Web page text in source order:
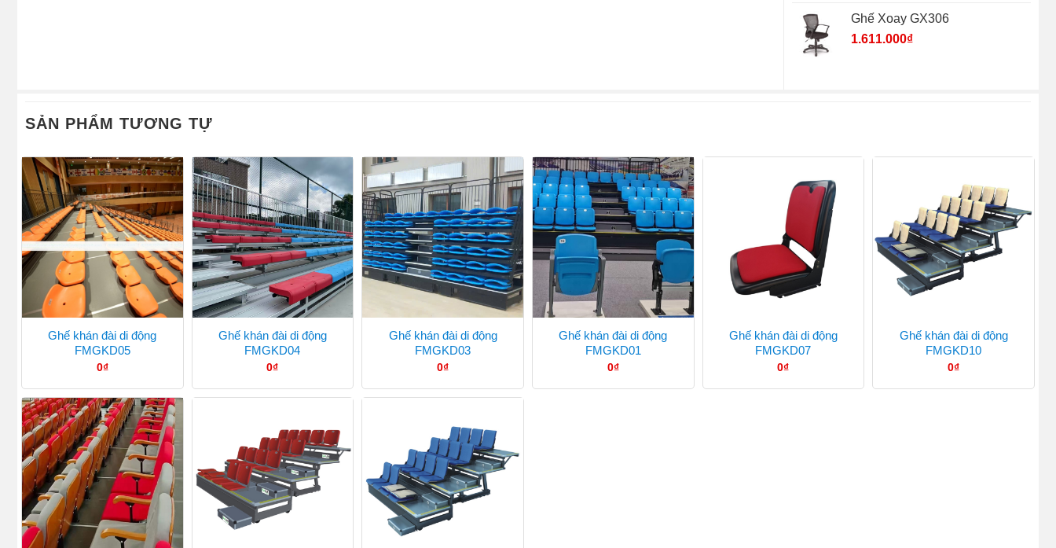
Ghế Xoay GX306
1.611.000₫
SẢN PHẨM TƯƠNG TỰ
Ghế khán đài di động
FMGKD05
0₫
Ghế khán đài di động
FMGKD04
0₫
Ghế khán đài di động
FMGKD03
0₫
Ghế khán đài di động
FMGKD01
0₫
Ghế khán đài di động
FMGKD07
0₫
Ghế khán đài di động
FMGKD10
0₫